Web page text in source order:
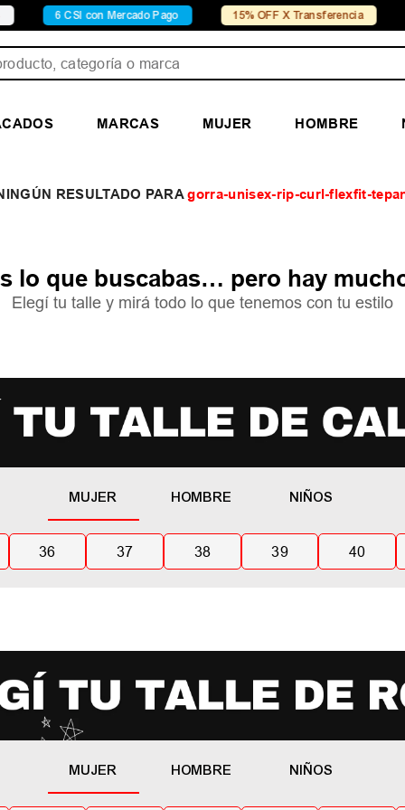
6 CSI con Mercado Pago 15% OFF X Transferencia
MARCAS MUJER HOMBRE
gorra-unisex-rip-curl-flexfit-
lo que buscabas… pero hay
Elegí tu talle y mirá todo lo que tenemos con tu estilo
MUJER HOMBRE NIÑOS
36 37 38 39 40
MUJER HOMBRE NIÑOS